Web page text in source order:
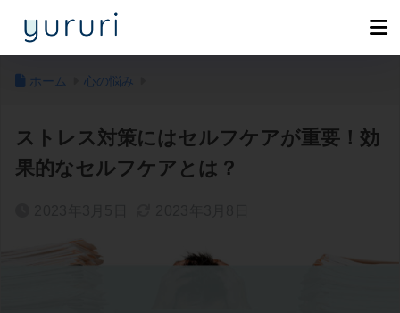
ホーム 心の悩み
ストレス対策にはセルフケアが重要！効
果的なセルフケアとは？